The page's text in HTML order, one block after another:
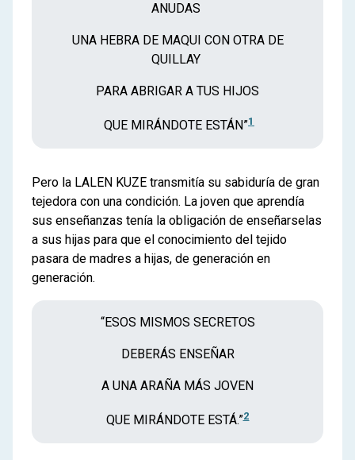
ANUDAS
UNA HEBRA DE MAQUI CON OTRA DE
QUILLAY
PARA ABRIGAR A TUS HIJOS
QUE MIRÁNDOTE ESTÁN”1
Pero la LALEN KUZE transmitía su sabiduría de gran
tejedora con una condición. La joven que aprendía
sus enseñanzas tenía la obligación de enseñarselas
a sus hijas para que el conocimiento del tejido
pasara de madres a hijas, de generación en
generación.
“ESOS MISMOS SECRETOS
DEBERÁS ENSEÑAR
A UNA ARAÑA MÁS JOVEN
QUE MIRÁNDOTE ESTÁ.”2